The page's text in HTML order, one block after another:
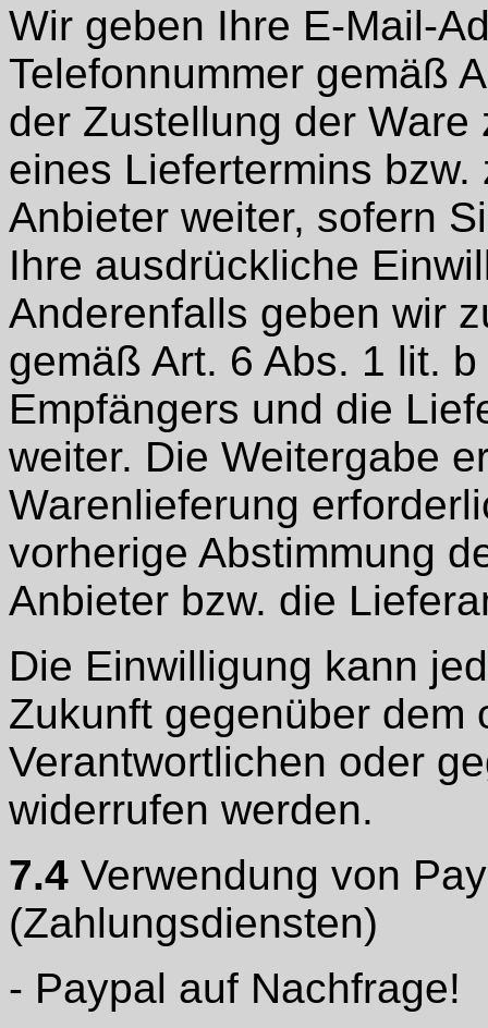
Wir geben Ihre E-Mail-
Telefonnummer gemäß
der Zustellung der
eines Liefertermins
Anbieter weiter, sofern
Ihre ausdrückliche
Anderenfalls geben wir
gemäß Art. 6 Abs. 1 lit.
Empfängers und die
weiter. Die Weitergabe
Warenlieferung
vorherige Abstimmung
Anbieter bzw. die
Die Einwilligung kann
Zukunft gegenüber dem
Verantwortlichen oder
widerrufen werden.
7.4 Verwendung von
(Zahlungsdiensten)
- Paypal auf Nachfrage!